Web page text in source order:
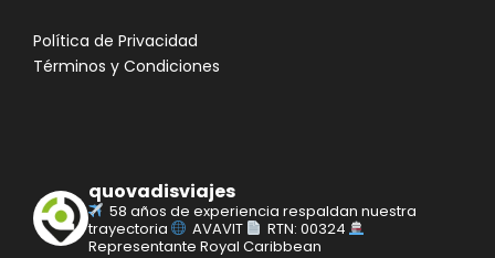
Política de Privacidad
Términos y Condiciones
quovadisviajes
58 años de experiencia respaldan nuestra
trayectoria
AVAVIT
RTN: 00324
Representante Royal Caribbean